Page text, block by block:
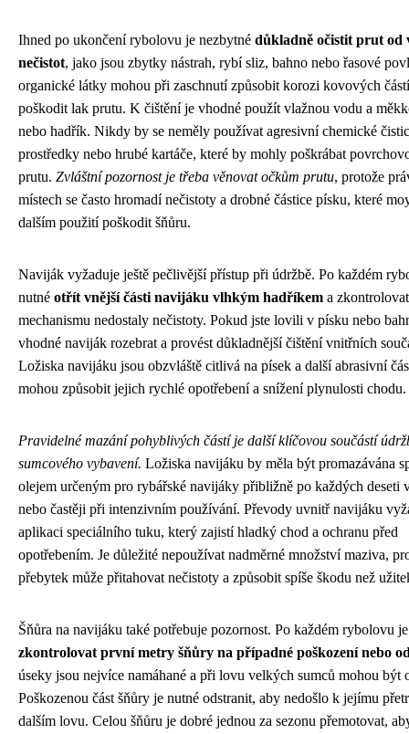
Ihned po ukončení rybolovu je nezbytné důkladně očistit prut od
nečistot, jako jsou zbytky nástrah, rybí sliz, bahno nebo řasové
organické látky mohou při zaschnutí způsobit korozi kovových
poškodit lak prutu. K čištění je vhodné použít vlažnou vodu a
nebo hadřík. Nikdy by se neměly používat agresivní chemické
prostředky nebo hrubé kartáče, které by mohly poškrábat
prutu. Zvláštní pozornost je třeba věnovat očkům prutu, protože
místech se často hromadí nečistoty a drobné částice písku, které
dalším použití poškodit šňůru.
Naviják vyžaduje ještě pečlivější přístup při údržbě. Po každém
nutné otřít vnější části navijáku vlhkým hadříkem a
mechanismu nedostaly nečistoty. Pokud jste lovili v písku nebo
vhodné naviják rozebrat a provést důkladnější čištění vnitřních
Ložiska navijáku jsou obzvláště citlivá na písek a další abrasivní
mohou způsobit jejich rychlé opotřebení a snížení plynulosti chodu.
Pravidelné mazání pohyblivých částí je další klíčovou součástí
sumcového vybavení. Ložiska navijáku by měla být promazávána
olejem určeným pro rybářské navijáky přibližně po každých deseti
nebo častěji při intenzivním používání. Převody uvnitř navijáku
aplikaci speciálního tuku, který zajistí hladký chod a ochranu před
opotřebením. Je důležité nepoužívat nadměrné množství maziva,
přebytek může přitahovat nečistoty a způsobit spíše škodu než
Šňůra na navijáku také potřebuje pozornost. Po každém rybolovu
zkontrolovat první metry šňůry na případné poškození nebo
úseky jsou nejvíce namáhané a při lovu velkých sumců mohou být
Poškozenou část šňůry je nutné odstranit, aby nedošlo k jejímu
dalším lovu. Celou šňůru je dobré jednou za sezonu přemotovat,